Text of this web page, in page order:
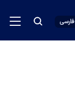
فارسی